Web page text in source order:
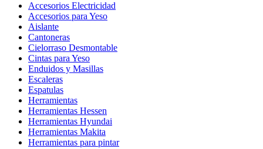
Accesorios Electricidad
Accesorios para Yeso
Aislante
Cantoneras
Cielorraso Desmontable
Cintas para Yeso
Enduidos y Masillas
Escaleras
Espatulas
Herramientas
Herramientas Hessen
Herramientas Hyundai
Herramientas Makita
Herramientas para pintar